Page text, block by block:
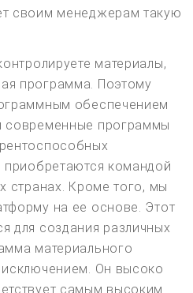
своим менеджерам такую
материалы,
программа. Поэтому
обеспечением
современные программы
приобретаются командой
странах. Кроме того, мы
на ее основе. Этот
для создания различных
материального
Он высоко
самым высоким